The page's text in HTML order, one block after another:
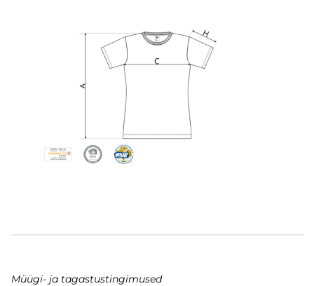
Müügi- ja tagastustingimused